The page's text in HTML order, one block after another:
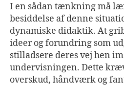
I en sådan tænkning må
besiddelse af denne
dynamiske didaktik. At
ideer og forundring som
stilladsere deres vej hen
undervisningen. Dette
overskud, håndværk og